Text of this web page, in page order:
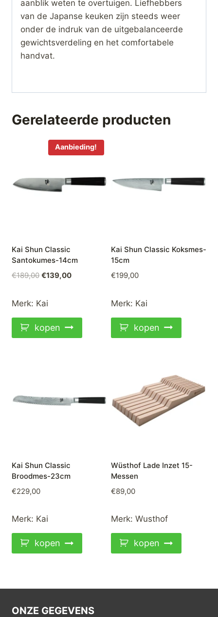
aanblik weten te overtuigen. Liefhebbers
van de Japanse keuken zijn steeds weer
onder de indruk van de uitgebalanceerde
gewichtsverdeling en het comfortabele
handvat.
Gerelateerde producten
Aanbieding!
Kai Shun Classic
Santokumes-14cm
€189,00 Oorspronkelijke
was:
€189,00.
€139,00Huidige
Merk: Kai
kopen
Kai Shun Classic Koksmes-
15cm
€199,00
Merk: Kai
kopen
Kai Shun Classic
Broodmes-23cm
€229,00
Merk: Kai
kopen
Wüsthof Lade Inzet 15-
Messen
€89,00
Merk: Wusthof
kopen
ONZE GEGEVENS